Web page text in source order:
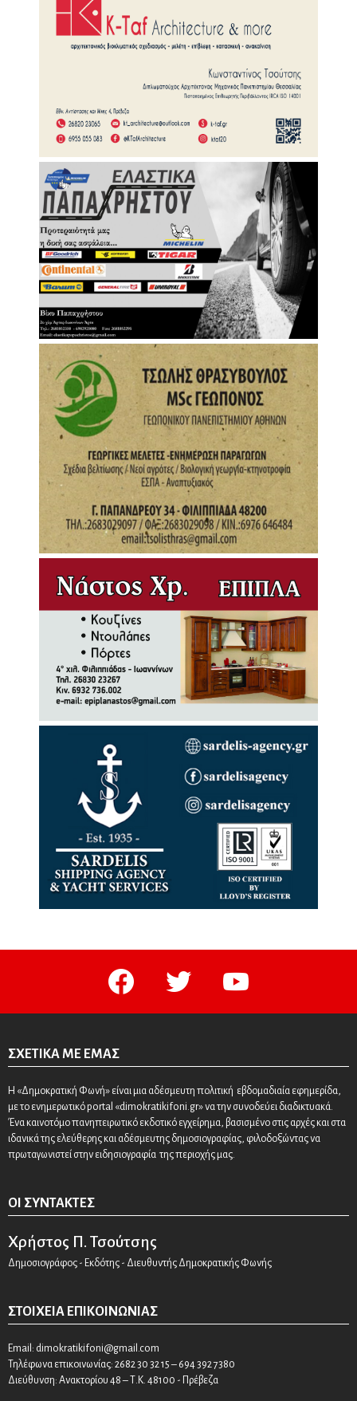
facebook twitter youtube
ΣΧΕΤΙΚΆ ΜΕ ΕΜΆΣ
Η «Δημοκρατική Φωνή» είναι μια αδέσμευτη πολιτική εβδομαδιαία εφημερίδα,
με το ενημερωτικό portal «dimokratikifoni.gr» να την συνοδεύει διαδικτυακά.
Ένα καινοτόμο πανηπειρωτικό εκδοτικό εγχείρημα, βασισμένο στις αρχές και στα
ιδανικά της ελεύθερης και αδέσμευτης δημοσιογραφίας, φιλοδοξώντας να
πρωταγωνιστεί στην ειδησιογραφία της περιοχής μας.
ΟΙ ΣΥΝΤΆΚΤΕΣ
Χρήστος Π. Τσούτσης
Δημοσιογράφος - Εκδότης - Διευθυντής Δημοκρατικής Φωνής
ΣΤΟΙΧΕΊΑ ΕΠΙΚΟΙΝΩΝΊΑΣ
Email: dimokratikifoni@gmail.com
Τηλέφωνα επικοινωνίας: 2682 30 32 15 – 694 392 7380
Διεύθυνση: Ανακτορίου 48 – Τ.Κ. 48100 - Πρέβεζα